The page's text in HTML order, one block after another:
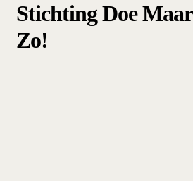
Ga
naar
Ga
de
Stichting Doe Maar
Zo!